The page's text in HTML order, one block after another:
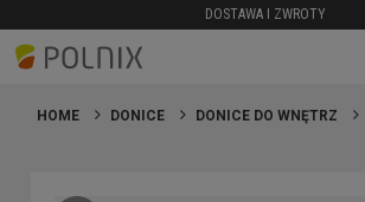
DOSTAWA I ZWROTY
HOME DONICE DONICE DO WNĘTRZ